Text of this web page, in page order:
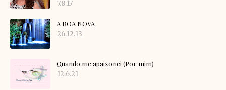
7.8.17
A BOA NOVA
26.12.13
Quando me apaixonei (Por mim)
12.6.21